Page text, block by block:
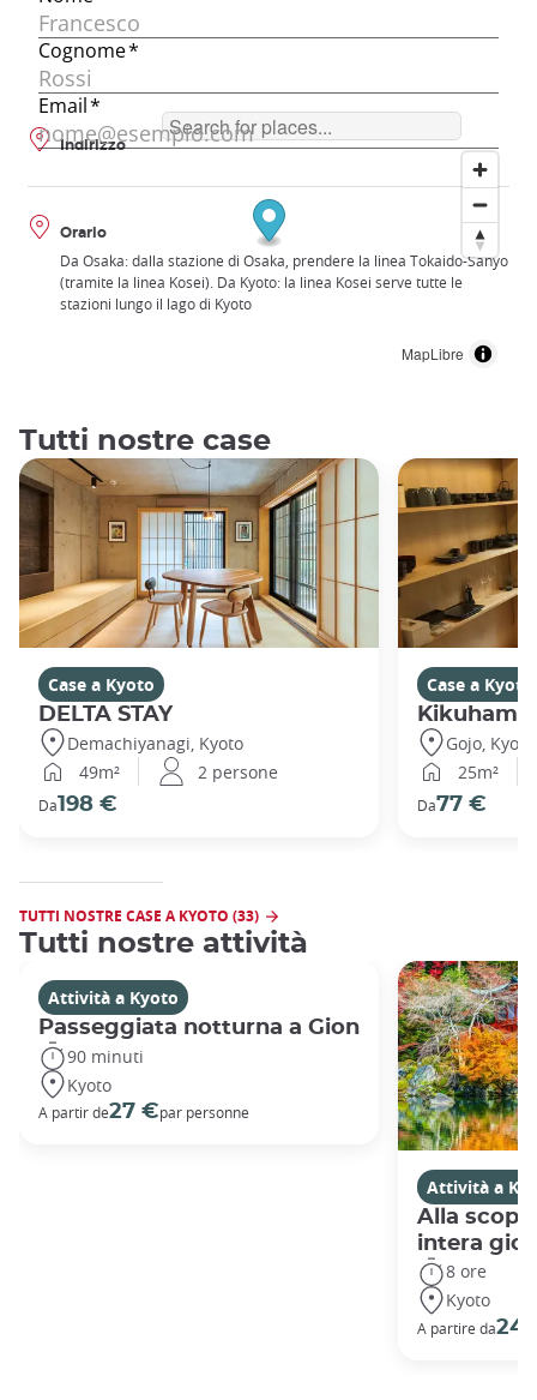
MapLibre
Indirizzo
Orario
Da Osaka: dalla stazione di Osaka, prendere la linea Tokaido-Sanyo
(tramite la linea Kosei). Da Kyoto: la linea Kosei serve tutte le
stazioni lungo il lago di Kyoto
Tutti nostre case
Case a Kyoto
DELTA STAY
Demachiyanagi, Kyoto
49m²
2 persone
Da198 €
Case a Kyoto
Kikuhama
Gojo, Kyoto
25m²
Da77 €
TUTTI NOSTRE CASE A KYOTO (33)
Tutti nostre attività
Attività a Kyoto
Passeggiata notturna a Gion
90 minuti
Kyoto
A partir de27 €par personne
Attività a
Alla
intera
8 ore
Kyoto
A partire da